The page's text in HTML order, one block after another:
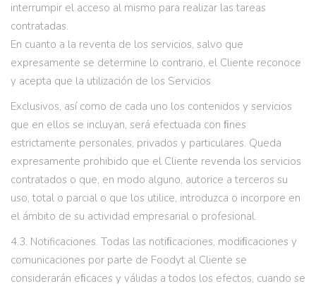
interrumpir el acceso al mismo para realizar las tareas
contratadas.
En cuanto a la reventa de los servicios, salvo que
expresamente se determine lo contrario, el Cliente reconoce
y acepta que la utilización de los Servicios
Exclusivos, así como de cada uno los contenidos y servicios
que en ellos se incluyan, será efectuada con ﬁnes
estrictamente personales, privados y particulares. Queda
expresamente prohibido que el Cliente revenda los servicios
contratados o que, en modo alguno, autorice a terceros su
uso, total o parcial o que los utilice, introduzca o incorpore en
el ámbito de su actividad empresarial o profesional.
4.3. Notificaciones. Todas las notiﬁcaciones, modiﬁcaciones y
comunicaciones por parte de Foodyt al Cliente se
considerarán eﬁcaces y válidas a todos los efectos, cuando se